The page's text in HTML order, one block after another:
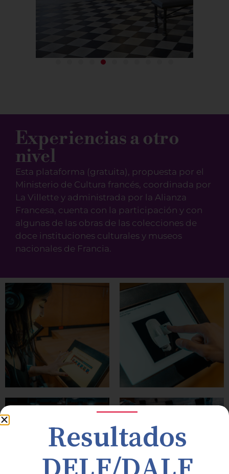
Experiencias a otro
nivel
Esta plataforma (gratuita), propuesta por el
Ministerio de Cultura francés, coordinada por
La Villette y administrada por la Alianza
Francesa, cuenta con la participación y con
algunas de las obras de las colecciones de
doce instituciones culturales y museos
nacionales de Francia.
Resultados
DELF/DALF